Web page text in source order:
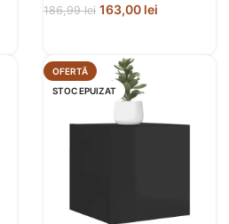
186,99lei 163,00 lei
OFERTĂ
STOC EPUIZAT